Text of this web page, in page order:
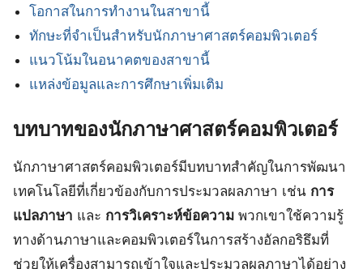
โอกาสในการทำงานในสาขานี้
ทักษะที่จำเป็นสำหรับนักภาษาศาสตร์คอมพิวเตอร์
แนวโน้มในอนาคตของสาขานี้
แหล่งข้อมูลและการศึกษาเพิ่มเติม
บทบาทของนักภาษาศาสตร์คอมพิวเตอร์
นักภาษาศาสตร์คอมพิวเตอร์มีบทบาทสำคัญในการพัฒนา
เทคโนโลยีที่เกี่ยวข้องกับการประมวลผลภาษา เช่น การ
แปลภาษา และ การวิเคราะห์ข้อความ พวกเขาใช้ความรู้
ทางด้านภาษาและคอมพิวเตอร์ในการสร้างอัลกอริธึมที่
ช่วยให้เครื่องสามารถเข้าใจและประมวลผลภาษาได้อย่าง